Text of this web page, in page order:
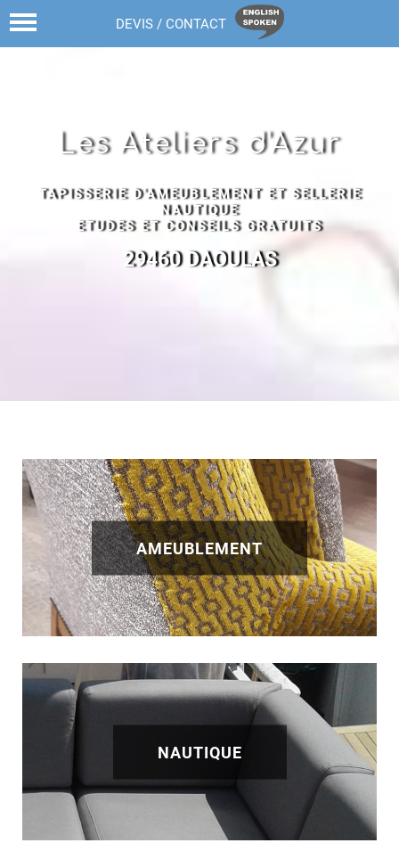
02 98 43 68 82
DEVIS / CONTACT
Les Ateliers d'Azur
TAPISSERIE D'AMEUBLEMENT ET SELLERIE
NAUTIQUE
ETUDES ET CONSEILS GRATUITS
29460 DAOULAS
AMEUBLEMENT
NAUTIQUE